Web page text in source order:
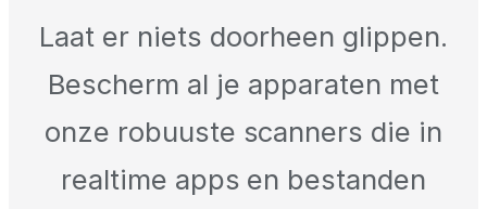
Laat er niets doorheen glippen.
Bescherm al je apparaten met
onze robuuste scanners die in
realtime apps en bestanden